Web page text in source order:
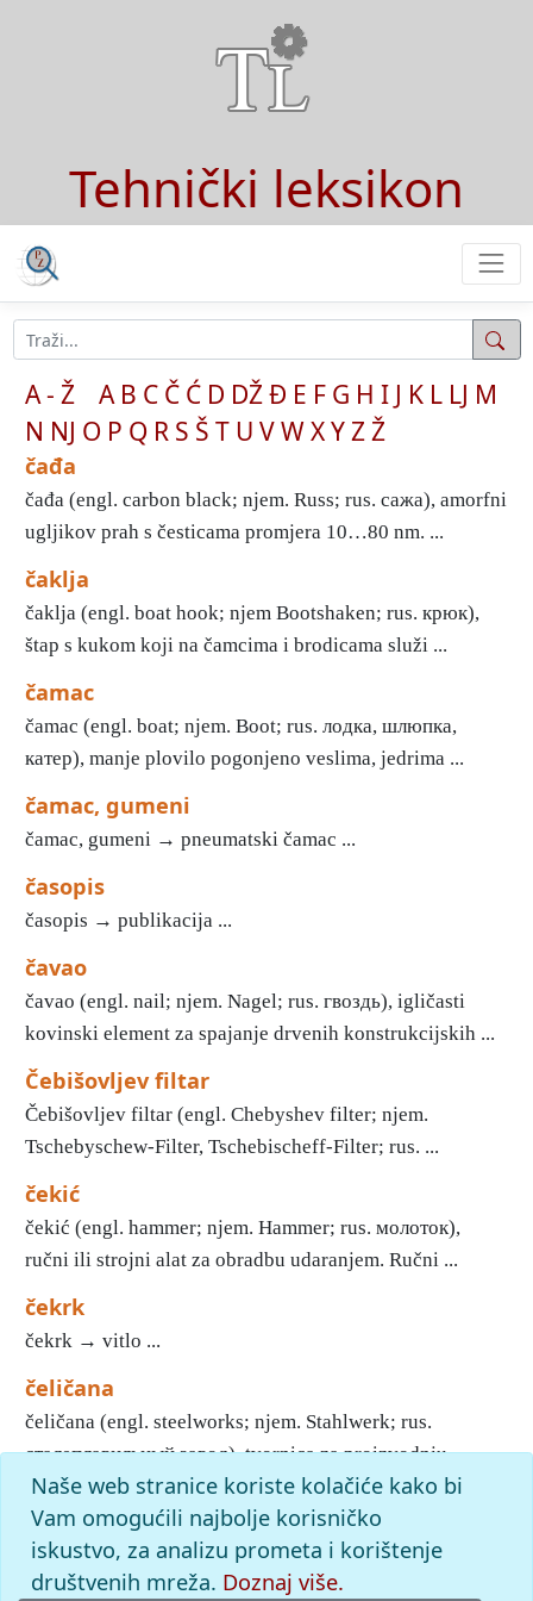
Tehnički leksikon
A - Ž A B C Č Ć D DŽĐ E F G H I J K L LJ M
N NJ O P Q R S Š T U VWXYZŽ
čađa
čađa (engl. carbon black; njem. Russ; rus. сажа), amorfni
ugljikov prah s česticama promjera 10…80 nm. ...
čaklja
čaklja (engl. boat hook; njem Bootshaken; rus. крюк),
štap s kukom koji na čamcima i brodicama služi ...
čamac
čamac (engl. boat; njem. Boot; rus. лодка, шлюпка,
катер), manje plovilo pogonjeno veslima, jedrima ...
čamac, gumeni
čamac, gumeni → pneumatski čamac ...
časopis
časopis → publikacija ...
čavao
čavao (engl. nail; njem. Nagel; rus. гвоздь), igličasti
kovinski element za spajanje drvenih konstrukcijskih ...
Čebišovljev filtar
Čebišovljev filtar (engl. Chebyshev filter; njem.
Tschebyschew-Filter, Tschebischeff-Filter; rus. ...
čekić
čekić (engl. hammer; njem. Hammer; rus. молоток),
ručni ili strojni alat za obradbu udaranjem. Ručni ...
čekrk
čekrk → vitlo ...
čeličana
čeličana (engl. steelworks; njem. Stahlwerk; rus.
сталеплавильный завод), tvornica za proizvodnju ...
slovoč: pronađenih odgovora: 72; vrijeme izvršavanja upita:
16 ms
Naše web stranice koriste kolačiće kako bi
Vam omogućili najbolje korisničko
iskustvo, za analizu prometa i korištenje
društvenih mreža. Doznaj više.